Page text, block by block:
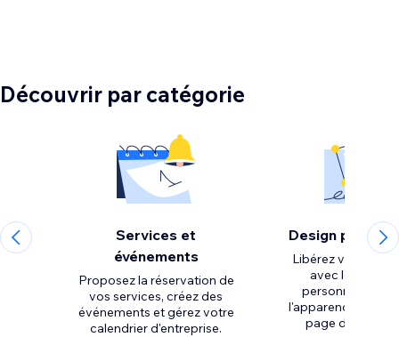
Découvrir par catégorie
Services et
événements
Proposez la réservation de
vos services, créez des
événements et gérez votre
calendrier d'entreprise.
Design
Libérez votre
avec les outils
l'apparence et la